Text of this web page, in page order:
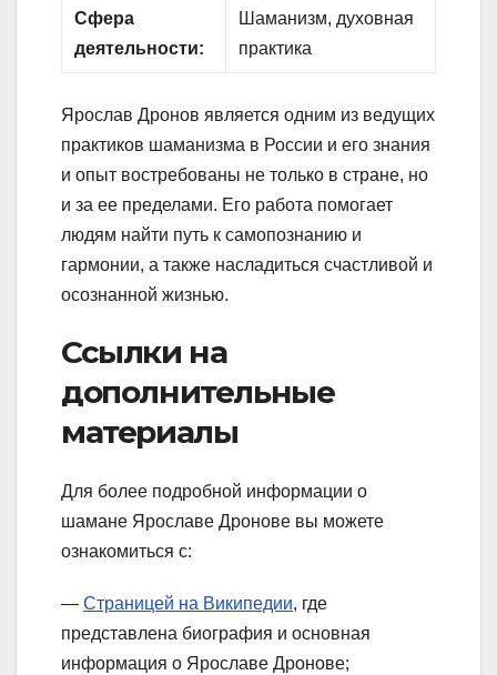
Сфера
деятельности:
Шаманизм, духовная
практика
Ярослав Дронов является одним из ведущих
практиков шаманизма в России и его знания
и опыт востребованы не только в стране, но
и за ее пределами. Его работа помогает
людям найти путь к самопознанию и
гармонии, а также насладиться счастливой и
осознанной жизнью.
Ссылки на
дополнительные
материалы
Для более подробной информации о
шамане Ярославе Дронове вы можете
ознакомиться с:
— Страницей на Википедии, где
представлена биография и основная
информация о Ярославе Дронове;